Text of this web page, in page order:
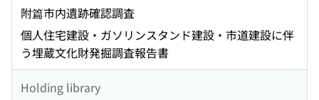
附篇市内遺跡確認調査
個人住宅建設・ガソリンスタンド建設・市道建設に伴
う埋蔵文化財発掘調査報告書
Holding library